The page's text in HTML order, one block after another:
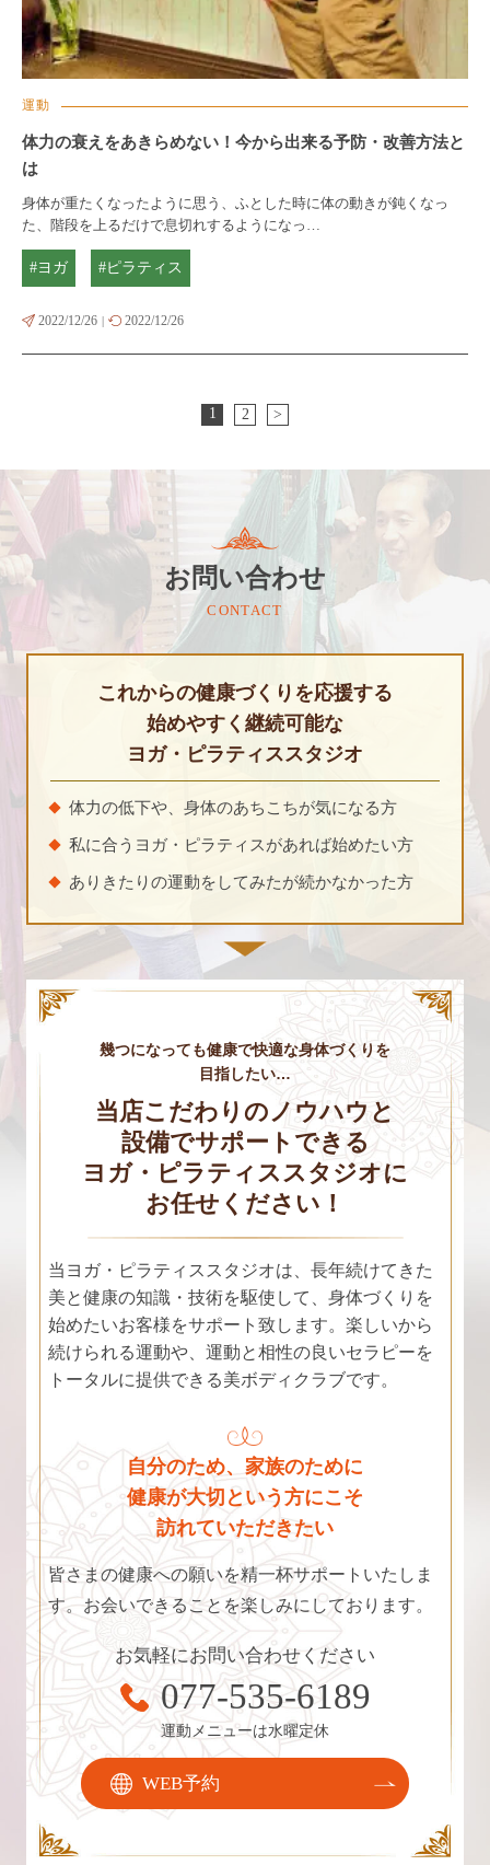
運動
体力の衰えをあきらめない！今から出来る予防・改善方法と
は
身体が重たくなったように思う、ふとした時に体の動きが鈍くなっ
た、階段を上るだけで息切れするようになっ…
#ヨガ #ピラティス
2022/12/26 | 2022/12/26
1 2 >
お問い合わせ
CONTACT
これからの健康づくりを応援する
始めやすく継続可能な
ヨガ・ピラティススタジオ
体力の低下や、身体のあちこちが気になる方
私に合うヨガ・ピラティスがあれば始めたい方
ありきたりの運動をしてみたが続かなかった方
幾つになっても健康で快適な身体づくりを
目指したい…
当店こだわりのノウハウと
設備でサポートできる
ヨガ・ピラティススタジオに
お任せください！
当ヨガ・ピラティススタジオは、長年続けてきた
美と健康の知識・技術を駆使して、身体づくりを
始めたいお客様をサポート致します。楽しいから
続けられる運動や、運動と相性の良いセラピーを
トータルに提供できる美ボディクラブです。
自分のため、家族のために
健康が大切という方にこそ
訪れていただきたい
皆さまの健康への願いを精一杯サポートいたしま
す。お会いできることを楽しみにしております。
お気軽にお問い合わせください
077-535-6189
運動メニューは水曜定休
WEB予約